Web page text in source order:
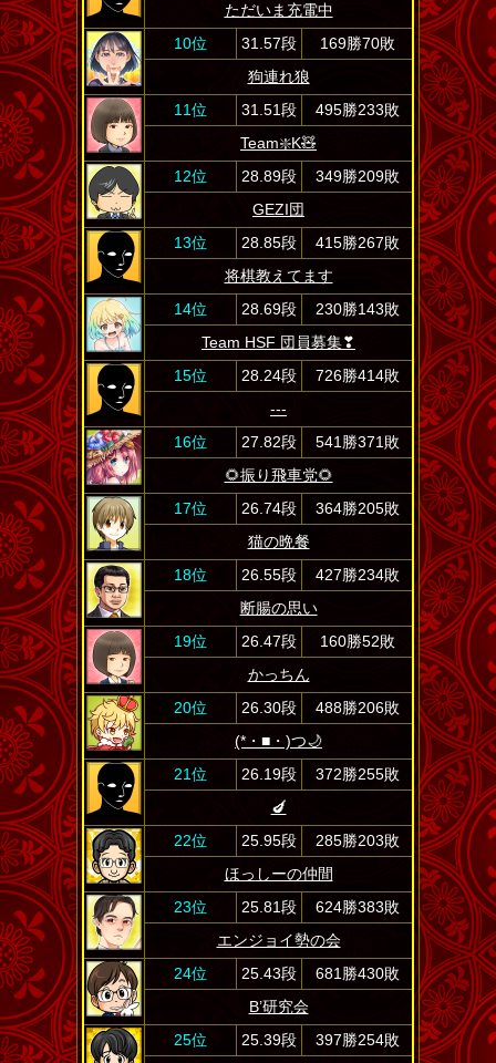
ただいま充電中
10位
31.57段
169勝70敗
狗連れ狼
11位
31.51段
495勝233敗
Team❇️K🧸
12位
28.89段
349勝209敗
GEZI団
13位
28.85段
415勝267敗
将棋教えてます
14位
28.69段
230勝143敗
Team HSF 団員募集❣
15位
28.24段
726勝414敗
---
16位
27.82段
541勝371敗
🌻振り飛車党🌻
17位
26.74段
364勝205敗
猫の晩餐
18位
26.55段
427勝234敗
断腸の思い
19位
26.47段
160勝52敗
かっちん
20位
26.30段
488勝206敗
(*・■・)つ🌙
21位
26.19段
372勝255敗
🍆
22位
25.95段
285勝203敗
ほっしーの仲間
23位
25.81段
624勝383敗
エンジョイ勢の会
24位
25.43段
681勝430敗
B’研究会
25位
25.39段 397勝254敗